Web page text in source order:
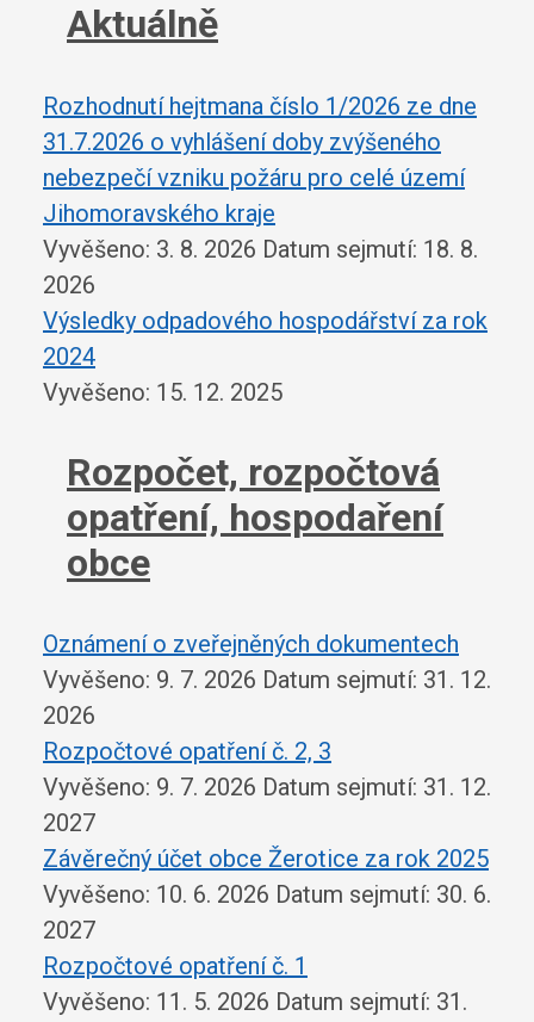
Aktuálně
Rozhodnutí hejtmana číslo 1/2026 ze dne
31.7.2026 o vyhlášení doby zvýšeného
nebezpečí vzniku požáru pro celé území
Jihomoravského kraje
Vyvěšeno: 3. 8. 2026 Datum sejmutí: 18. 8.
2026
Výsledky odpadového hospodářství za rok
2024
Vyvěšeno: 15. 12. 2025
Rozpočet, rozpočtová
opatření, hospodaření
obce
Oznámení o zveřejněných dokumentech
Vyvěšeno: 9. 7. 2026 Datum sejmutí: 31. 12.
2026
Rozpočtové opatření č. 2, 3
Vyvěšeno: 9. 7. 2026 Datum sejmutí: 31. 12.
2027
Závěrečný účet obce Žerotice za rok 2025
Vyvěšeno: 10. 6. 2026 Datum sejmutí: 30. 6.
2027
Rozpočtové opatření č. 1
Vyvěšeno: 11. 5. 2026 Datum sejmutí: 31.